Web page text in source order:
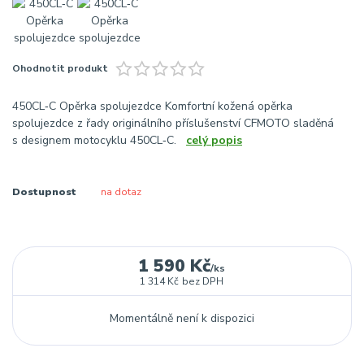
Ohodnotit produkt
450CL‑C Opěrka spolujezdce Komfortní kožená opěrka
spolujezdce z řady originálního příslušenství CFMOTO sladěná
s designem motocyklu 450CL‑C. celý popis
Dostupnost na dotaz
1 590 Kč/ks
1 314 Kč bez DPH
Momentálně není k dispozici